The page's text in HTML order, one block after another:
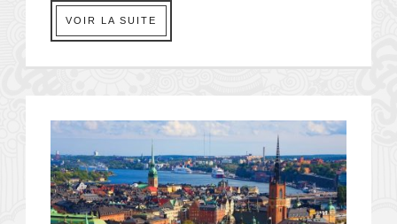
VOIR LA SUITE